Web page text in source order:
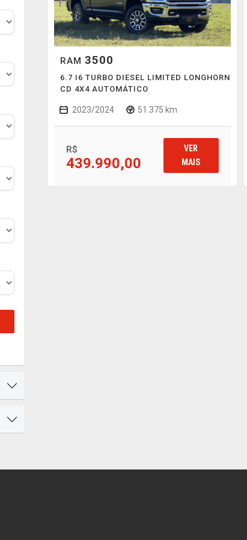
RAM 3500
6.7 I6 TURBO DIESEL LIMITED LONGHORN
CD 4X4 AUTOMÁTICO
2023/2024 51.375 km
R$
439.990,00
VER
MAIS